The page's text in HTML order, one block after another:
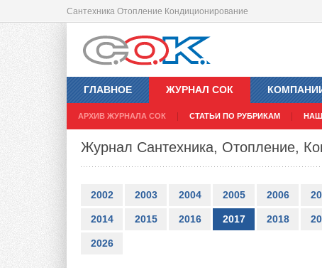
Сантехника Отопление Кондиционирование
ГЛАВНОЕ ЖУРНАЛ СОК
АРХИВ ЖУРНАЛА СОК СТАТЬИ ПО РУБРИКАМ
Журнал Сантехника, Отопление,
2002 2003 2004 2005 2006
2014 2015 2016 2017 2018
2026